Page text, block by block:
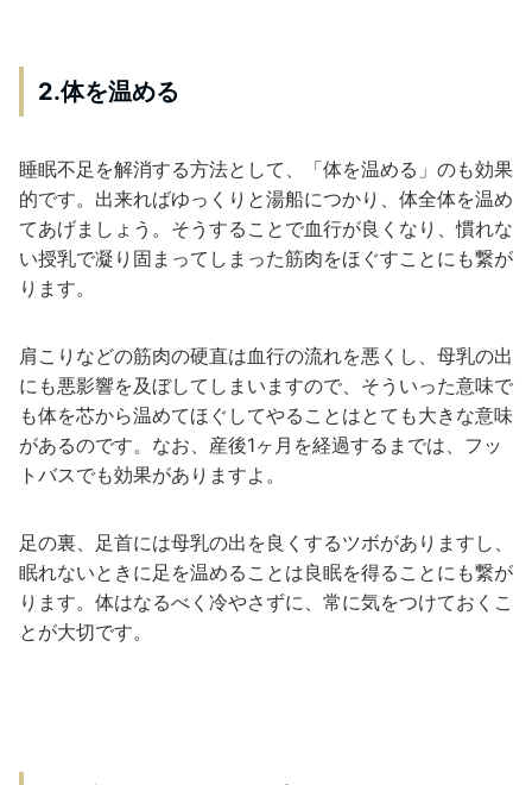
2.体を温める
睡眠不足を解消する方法として、「体を温める」のも効果
的です。出来ればゆっくりと湯船につかり、体全体を温め
てあげましょう。そうすることで血行が良くなり、慣れな
い授乳で凝り固まってしまった筋肉をほぐすことにも繋が
ります。
肩こりなどの筋肉の硬直は血行の流れを悪くし、母乳の出
にも悪影響を及ぼしてしまいますので、そういった意味で
も体を芯から温めてほぐしてやることはとても大きな意味
があるのです。なお、産後1ヶ月を経過するまでは、フッ
トバスでも効果がありますよ。
足の裏、足首には母乳の出を良くするツボがありますし、
眠れないときに足を温めることは良眠を得ることにも繋が
ります。体はなるべく冷やさずに、常に気をつけておくこ
とが大切です。